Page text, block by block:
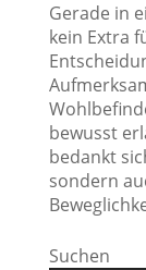
Gerade in
kein Extra
bewusst
bedankt
sondern
Suchen